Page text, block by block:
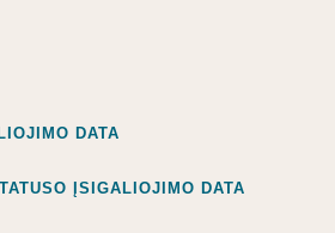
DATA
ĮSIGALIOJIMO DATA